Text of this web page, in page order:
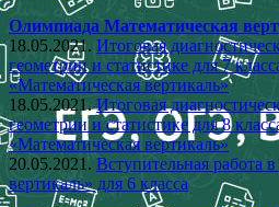
Олимпиада Математическая
18.05.2021. Итоговая
геометрии и статистике для 7
«Математическая вертикаль»
18.05.2021.Итоговая
геометрии и статистике для 8
«Математическая вертикаль»
20.05.2021. Вступительная работа
вертикаль» для 6 класса